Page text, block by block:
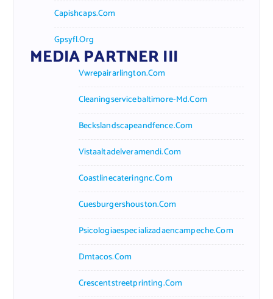
Capishcaps.com
Gpsyfl.org
MEDIA PARTNER III
Vwrepairarlington.com
Cleaningservicebaltimore-Md.com
Beckslandscapeandfence.com
Vistaaltadelveramendi.com
Coastlinecateringnc.com
Cuesburgershouston.com
Psicologiaespecializadaencampeche.com
Dmtacos.com
Crescentstreetprinting.com